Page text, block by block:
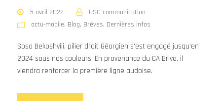
5 avril 2022
USC communication
actu-mobile, Blog, Brèves, Dernières infos
Soso Bekoshvili, pilier droit Géorgien s'est engagé jusqu'en
2024 sous nos couleurs. En provenance du CA Brive, il
viendra renforcer la première ligne audoise.